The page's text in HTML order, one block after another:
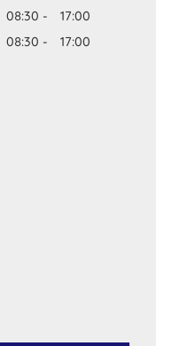
08:30 -
17:00
08:30 - 17:00